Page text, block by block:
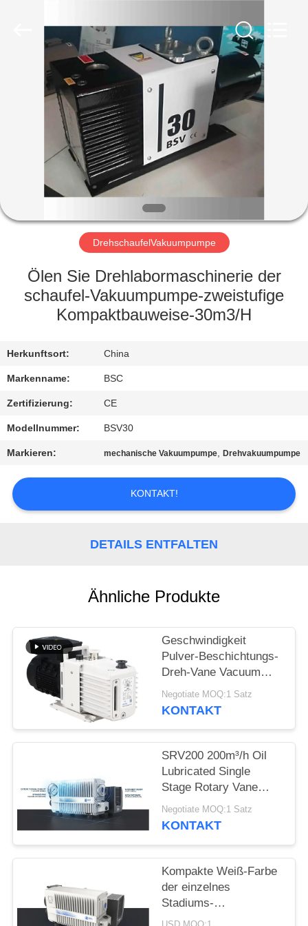
HAUSE
PRODUKTE
ÜBER
UNS
WERKSBESICHTIGUNG
QUALITÄTSKONTROLLE
MIT
UNS
BITTE UM
EIN
BAOSI
COMPRESSOR
DATENSCHUTZRICHTLINIE
DrehschaufelVakuumpumpe
Ölen Sie Drehlabormaschinerie der
schaufel-Vakuumpumpe-zweistufige
Kompaktbauweise-30m3/H
Herkunftsort: China
Markenname: BSC
Zertifizierung: CE
Modellnummer: BSV30
Markieren: mechanische Vakuumpumpe,Drehvakuumpumpe
KONTAKT!
DETAILS ENTFALTEN
Ähnliche Produkte
Geschwindigkeit
Pulver-Beschichtungs-
Dreh-Vane Vacuum
Pumps 16 CBM/H 0,55
Kilowatt
Negotiate MOQ:1 Satz
KONTAKT
SRV200 200m³/h Oil
Lubricated Single
Stage Rotary Vane
Vacuum Pump for
Industrial Vacuum
Negotiate MOQ:1 Satz
KONTAKT
Kompakte Weiß-Farbe
der einzelnes
Stadiums-
Drehschaufel-